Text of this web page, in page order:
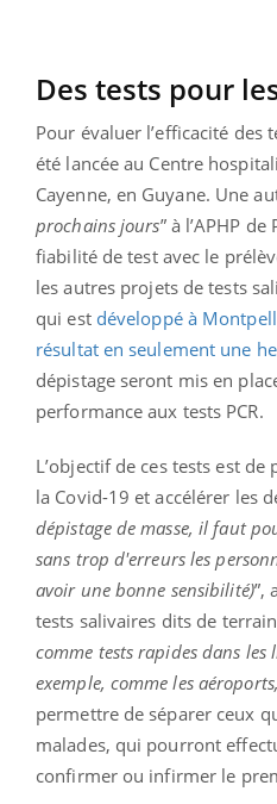
Des tests pour
Pour évaluer l’efficacité des
été lancée au Centre
Cayenne, en Guyane. Une
prochains jours” à l’APHP
fiabilité de test avec le
les autres projets de tests
qui est développé à
résultat en seulement une
dépistage seront mis en
performance aux tests PCR.
L’objectif de ces tests est
la Covid-19 et accélérer les
dépistage de masse, il faut
sans trop d'erreurs les
avoir une bonne sensibilité)”,
tests salivaires dits de
comme tests rapides dans les
exemple, comme les
permettre de séparer ceux
malades, qui pourront
confirmer ou infirmer le